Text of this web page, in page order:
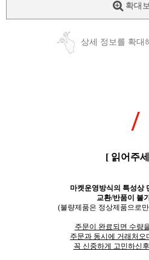
확대
상세 정보를 확대
/
[ 읽어주
마켓운영방식의 특성상
교환/반품이 불
(불량제품은 정상제품으로
주문이 완료되면 수량
주문과 동시에 거래처오
꼭 신중하게 고민하신